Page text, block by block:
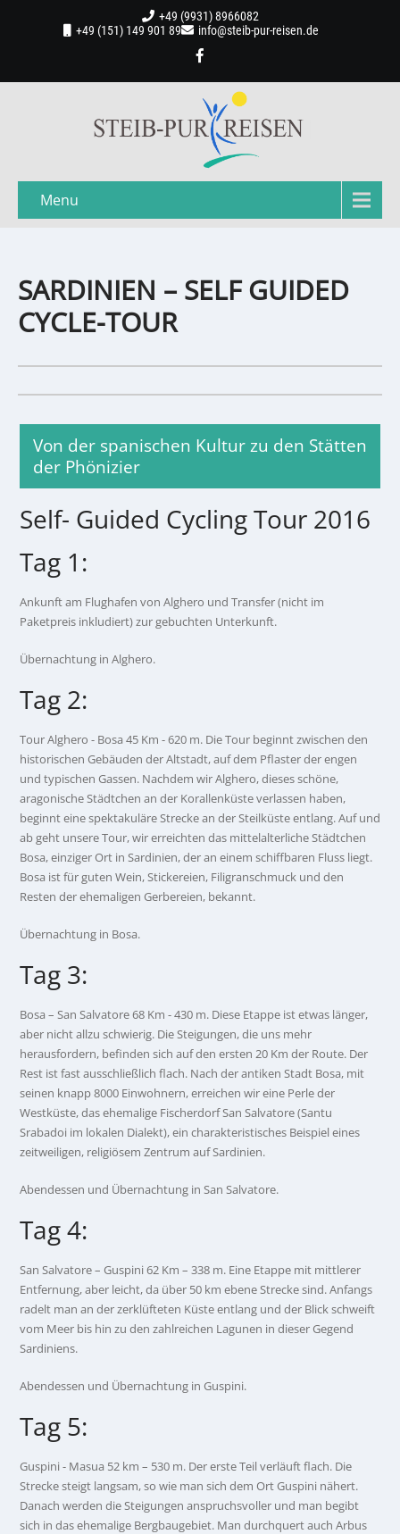
+49 (9931) 8966082
+49 (151) 149 901 89
info@steib-pur-reisen.de
Menu
SARDINIEN – SELF GUIDED
CYCLE-TOUR
Von der spanischen Kultur zu den Stätten
der Phönizier
Self- Guided Cycling Tour 2016
Tag 1:
Ankunft am Flughafen von Alghero und Transfer (nicht im
Paketpreis inkludiert) zur gebuchten Unterkunft.
Übernachtung in Alghero.
Tag 2:
Tour Alghero - Bosa 45 Km - 620 m. Die Tour beginnt zwischen den
historischen Gebäuden der Altstadt, auf dem Pflaster der engen
und typischen Gassen. Nachdem wir Alghero, dieses schöne,
aragonische Städtchen an der Korallenküste verlassen haben,
beginnt eine spektakuläre Strecke an der Steilküste entlang. Auf und
ab geht unsere Tour, wir erreichten das mittelalterliche Städtchen
Bosa, einziger Ort in Sardinien, der an einem schiffbaren Fluss liegt.
Bosa ist für guten Wein, Stickereien, Filigranschmuck und den
Resten der ehemaligen Gerbereien, bekannt.
Übernachtung in Bosa.
Tag 3:
Bosa – San Salvatore 68 Km - 430 m. Diese Etappe ist etwas länger,
aber nicht allzu schwierig. Die Steigungen, die uns mehr
herausfordern, befinden sich auf den ersten 20 Km der Route. Der
Rest ist fast ausschließlich flach. Nach der antiken Stadt Bosa, mit
seinen knapp 8000 Einwohnern, erreichen wir eine Perle der
Westküste, das ehemalige Fischerdorf San Salvatore (Santu
Srabadoi im lokalen Dialekt), ein charakteristisches Beispiel eines
zeitweiligen, religiösem Zentrum auf Sardinien.
Abendessen und Übernachtung in San Salvatore.
Tag 4:
San Salvatore – Guspini 62 Km – 338 m. Eine Etappe mit mittlerer
Entfernung, aber leicht, da über 50 km ebene Strecke sind. Anfangs
radelt man an der zerklüfteten Küste entlang und der Blick schweift
vom Meer bis hin zu den zahlreichen Lagunen in dieser Gegend
Sardiniens.
Abendessen und Übernachtung in Guspini.
Tag 5:
Guspini - Masua 52 km – 530 m. Der erste Teil verläuft flach. Die
Strecke steigt langsam, so wie man sich dem Ort Guspini nähert.
Danach werden die Steigungen anspruchsvoller und man begibt
sich in das ehemalige Bergbaugebiet. Man durchquert auch Arbus